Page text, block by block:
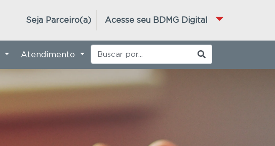
Acesse seu BDMG Digital
Seja Parceiro(a)
Atendimento